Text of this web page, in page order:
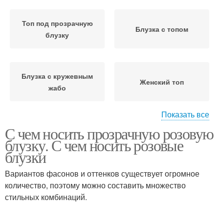
Топ под прозрачную
блузку
Блузка с топом
Блузка с кружевным
жабо
Женский топ
Топ под пиджак Топы в бельевом стиле
Показать все
С чем носить прозрачную розовую
блузку. С чем носить розовые
блузки
Вариантов фасонов и оттенков существует огромное
количество, поэтому можно составить множество
стильных комбинаций.